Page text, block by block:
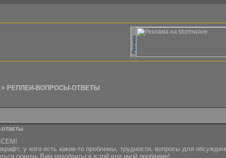
> РЕПЛЕИ-ВОПРОСЫ-ОТВЕТЫ
ОТВЕТЫ
у кого есть какие-то проблемы, трудности, вопросы для
помочь Вам разобраться в той или иной проблеме!